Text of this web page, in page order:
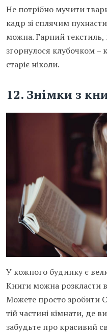
Не потрібно мучити
кадр зі сплячим
можна. Гарний
згорнулося клубочком –
старіє ніколи.
12. Знімки з
У кожного будинку є
Книги можна розкласти
Можете просто зробити
тій частині кімнати, де
забудьте про красивий